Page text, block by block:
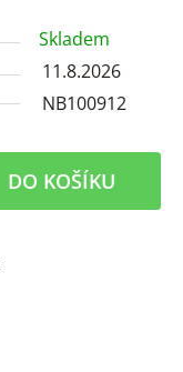
Skladem
11.8.2026
NB100912
DO KOŠÍKU